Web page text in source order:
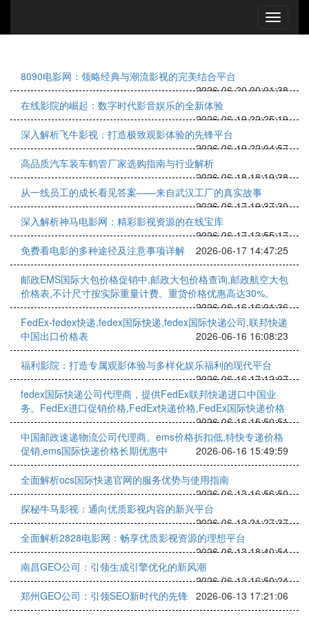
8090电影网：领略经典与潮流影视的完美结合平台
2026-06-20 00:01:38
在线影院的崛起：数字时代影音娱乐的全新体验
2026-06-19 22:25:19
深入解析飞牛影视：打造极致观影体验的先锋平台
2026-06-19 22:04:57
高品质汽车装车鹤管厂家选购指南与行业解析
2026-06-18 18:19:38
从一线员工的成长看见答案——来自武汉工厂的真实故事
2026-06-17 19:37:30
深入解析神马电影网：精彩影视资源的在线宝库
2026-06-17 13:55:17
免费看电影的多种途径及注意事项详解
2026-06-17 14:47:25
邮政EMS国际大包价格促销中,邮政大包价格查询,邮政航空大包
价格表,不计尺寸按实际重量计费。重货价格优惠高达30%。
2026-06-16 16:01:36
FedEx-fedex快递,fedex国际快递,fedex国际快递公司,联邦快递
中国出口价格表
2026-06-16 16:08:23
福利影院：打造专属观影体验与多样化娱乐福利的现代平台
2026-06-16 17:12:07
fedex国际快递公司代理商，提供FedEx联邦快递进口中国业
务。FedEx进口促销价格,FedEx快递价格,FedEx国际快递价格
2026-06-16 15:50:51
中国邮政速递物流公司代理商。ems价格折扣低,特快专递价格
促销,ems国际快递价格长期优惠中
2026-06-16 15:49:59
全面解析ocs国际快递官网的服务优势与使用指南
2026-06-13 16:56:50
探秘牛马影视：通向优质影视内容的新兴平台
2026-06-13 21:27:37
全面解析2828电影网：畅享优质影视资源的理想平台
2026-06-13 18:40:54
南昌GEO公司：引领生成引擎优化的新风潮
2026-06-13 16:50:24
郑州GEO公司：引领SEO新时代的先锋 2026-06-13 17:21:06